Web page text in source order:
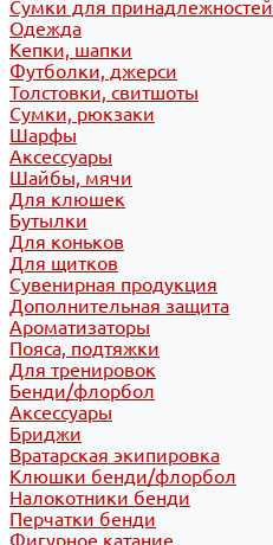
Сумки для принадлежностей
Одежда
Кепки, шапки
Футболки, джерси
Толстовки, свитшоты
Сумки, рюкзаки
Шарфы
Аксессуары
Шайбы, мячи
Для клюшек
Бутылки
Для коньков
Для щитков
Сувенирная продукция
Дополнительная защита
Ароматизаторы
Пояса, подтяжки
Для тренировок
Бенди/флорбол
Аксессуары
Бриджи
Вратарская экипировка
Клюшки бенди/флорбол
Налокотники бенди
Перчатки бенди
Фигурное катание